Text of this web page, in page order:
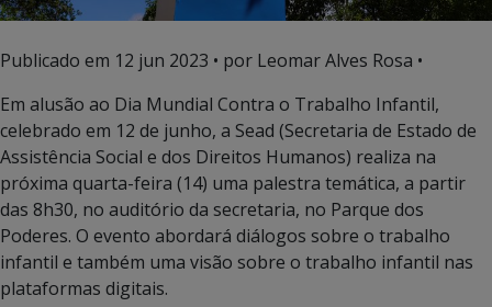
Publicado em 12 jun 2023 • por Leomar Alves Rosa •
Em alusão ao Dia Mundial Contra o Trabalho Infantil,
celebrado em 12 de junho, a Sead (Secretaria de Estado de
Assistência Social e dos Direitos Humanos) realiza na
próxima quarta-feira (14) uma palestra temática, a partir
das 8h30, no auditório da secretaria, no Parque dos
Poderes. O evento abordará diálogos sobre o trabalho
infantil e também uma visão sobre o trabalho infantil nas
plataformas digitais.